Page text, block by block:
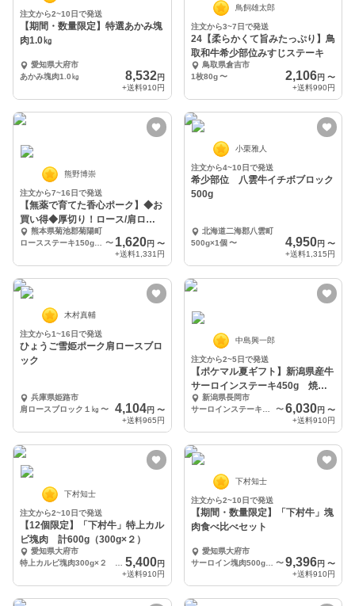
注文から2~10日で発送
【期間・数量限定】特選あかみ塊
肉1.0㎏
愛知県大府市
あかみ塊肉1.0㎏
8,532円
+送料910円
鳥飼雄太郎
注文から3~7日で発送
24【柔らかくて旨みたっぷり】鳥
取和牛希少部位みすじステーキ
鳥取県倉吉市
1枚80g 〜 2,106円 〜
+送料990円
熊野博崇
注文から7~16日で発送
【無薬で育てた香心ポーク】◆お
買い得◆厚切り！ロース/肩ロー
ス カツ・ステーキ用
熊本県菊池郡菊陽町
〜 1,620円 〜
+送料1,331円
小栗雅人
注文から4~10日で発送
希少部位 八雲牛イチボブロック
500g
北海道二海郡八雲町
500g×1個 〜 4,950円 〜
+送料1,315円
木村真輔
注文から1~16日で発送
ひょうご雪姫ポーク肩ロースブロ
ック
兵庫県姫路市
肩ロースブロック１㎏ 〜 4,104円 〜
+送料965円
中島興一郎
注文から2~5日で発送
【ポケマル夏ギフト】新潟県産牛
サーロインステーキ450g 焼き
方説明付【お中元】
新潟県長岡市
〜6,030円 〜
+送料910円
下村知士
注文から2~10日で発送
【12個限定】「下村牛」特上カル
ビ塊肉 計600g（300g×２）
愛知県大府市
5,400円
+送料910円
下村知士
注文から2~10日で発送
【期間・数量限定】「下村牛」塊
肉食べ比べセット
愛知県大府市
サーロイン塊肉500g＋あかみ塊肉500g
〜9,396円 〜
+送料910円